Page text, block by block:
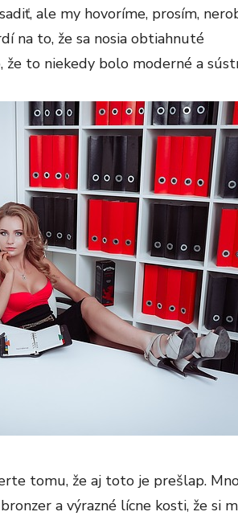
ale my hovoríme, prosím,
na to, že sa nosia obtiahnuté
že to niekedy bolo moderné a
tomu, že aj toto je prešlap.
a výrazné lícne kosti, že si